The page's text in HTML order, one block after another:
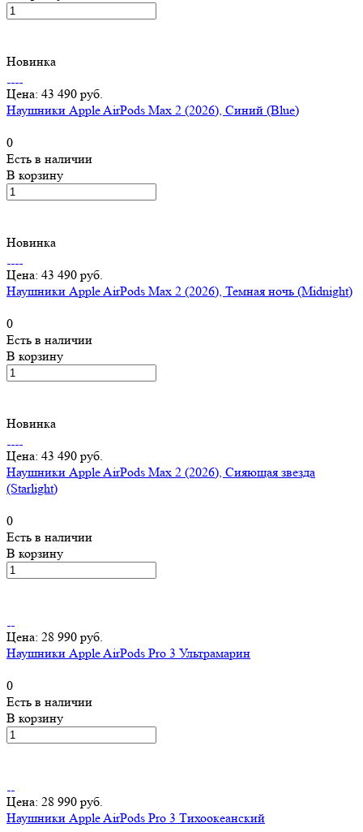
Новинка
Цена: 43 490 руб.
Наушники Apple AirPods Max 2 (2026), Синий (Blue)
0
Есть в наличии
В корзину
Новинка
Цена: 43 490 руб.
Наушники Apple AirPods Max 2 (2026), Темная ночь (Midnight)
0
Есть в наличии
В корзину
Новинка
Цена: 43 490 руб.
Наушники Apple AirPods Max 2 (2026), Сияющая звезда
(Starlight)
0
Есть в наличии
В корзину
Цена: 28 990 руб.
Наушники Apple AirPods Pro 3 Ультрамарин
0
Есть в наличии
В корзину
Цена: 28 990 руб.
Наушники Apple AirPods Pro 3 Тихоокеанский